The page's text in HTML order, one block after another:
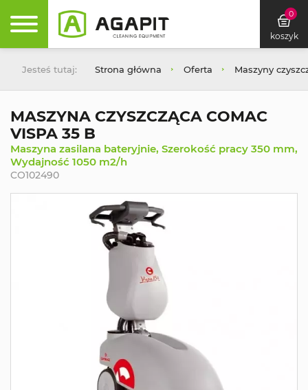
0
koszyk
Jesteś tutaj: Strona główna Oferta Maszyny
MASZYNA CZYSZCZĄCA COMAC
VISPA 35 B
Maszyna zasilana bateryjnie, Szerokość pracy 350 mm,
Wydajność 1050 m2/h
CO102490